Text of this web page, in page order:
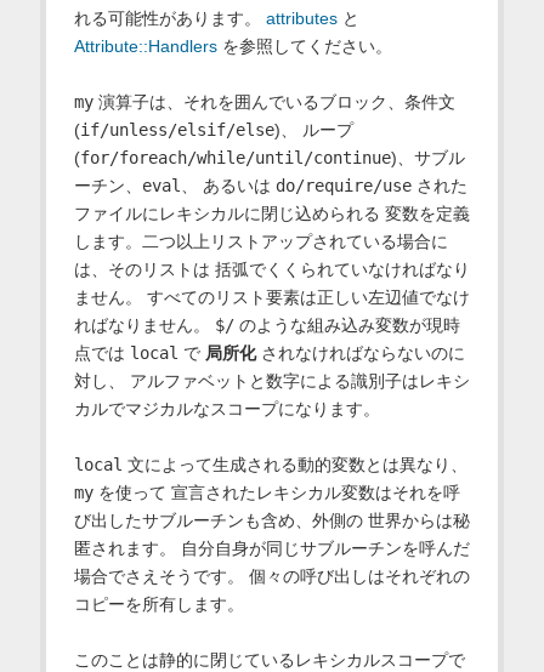
れる可能性があります。 attributesと
Attribute::Handlersを参照してください。
my演算子は、それを囲んでいるブロック、条件文
(if/unless/elsif/else)、 ループ
(for/foreach/while/until/continue)、サブル
ーチン、 eval、 あるいは do/require/useされた
ファイルにレキシカルに閉じ込められる 変数を定義
します。二つ以上リストアップされている場合に
は、そのリストは 括弧でくくられていなければなり
ません。 すべてのリスト要素は正しい左辺値でなけ
ればなりません。 $/のような組み込み変数が現時
点では local で 局所化されなければならないのに
対し、 アルファベットと数字による識別子はレキシ
カルでマジカルなスコープになります。
local 文によって生成される動的変数とは異なり、
myを使って 宣言されたレキシカル変数はそれを呼
び出したサブルーチンも含め、外側の 世界からは秘
匿されます。 自分自身が同じサブルーチンを呼んだ
場合でさえそうです。 個々の呼び出しはそれぞれの
コピーを所有します。
このことは静的に閉じているレキシカルスコープで